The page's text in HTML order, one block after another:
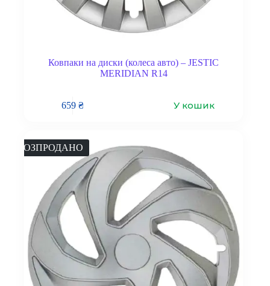
Ковпаки на диски (колеса авто) – JESTIC
MERIDIAN R14
659₴ У кошик
РОЗПРОДАНО